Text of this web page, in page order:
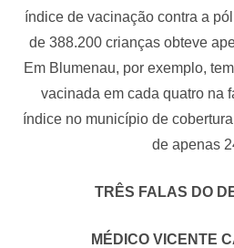
índice de vacinação contra a
de 388.200 crianças obteve
Em Blumenau, por exemplo,
vacinada em cada quatro na
índice no município de
de apenas
TRÊS FALAS DO
MÉDICO VICENTE